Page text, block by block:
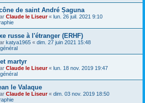
de saint André Șaguna
Claude le Liseur« lun. 26 juil. 2021 9:10
russe à l'étranger (ERHF)
katya1965 « dim. 27 juin 2021 15:48
martyr
Claude le Liseur« lun. 18 nov. 2019 19:47
le Valaque
Claude le Liseur« dim. 03 nov. 2019 18:50